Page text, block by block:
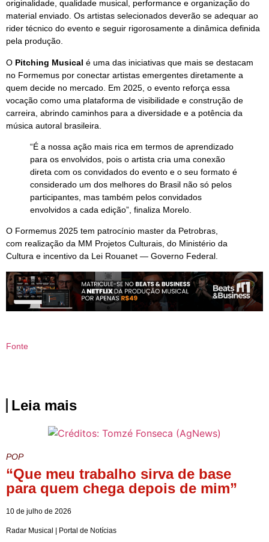
originalidade, qualidade musical, performance e organização do
material enviado. Os artistas selecionados deverão se adequar ao
rider técnico do evento e seguir rigorosamente a dinâmica definida
pela produção.
O Pitching Musical é uma das iniciativas que mais se destacam
no Formemus por conectar artistas emergentes diretamente a
quem decide no mercado. Em 2025, o evento reforça essa
vocação como uma plataforma de visibilidade e construção de
carreira, abrindo caminhos para a diversidade e a potência da
música autoral brasileira.
“É a nossa ação mais rica em termos de aprendizado
para os envolvidos, pois o artista cria uma conexão
direta com os convidados do evento e o seu formato é
considerado um dos melhores do Brasil não só pelos
participantes, mas também pelos convidados
envolvidos a cada edição”, finaliza Morelo.
O Formemus 2025 tem patrocínio master da Petrobras,
com realização da MM Projetos Culturais, do Ministério da
Cultura e incentivo da Lei Rouanet — Governo Federal.
Fonte
Leia mais
POP
“Que meu trabalho sirva de base
para quem chega depois de mim”
10 de julho de 2026
Radar Musical | Portal de Notícias